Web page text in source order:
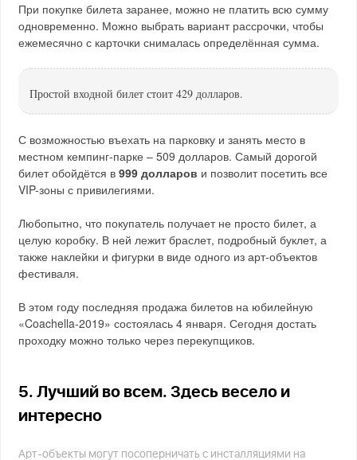
При покупке билета заранее, можно не платить всю сумму
одновременно. Можно выбрать вариант рассрочки, чтобы
ежемесячно с карточки снималась определённая сумма.
Простой входной билет стоит 429 долларов.
С возможностью въехать на парковку и занять место в
местном кемпинг-парке – 509 долларов. Самый дорогой
билет обойдётся в999 долларов и позволит посетить все
VIP-зоны с привилегиями.
Любопытно, что покупатель получает не просто билет, а
целую коробку. В ней лежит браслет, подробный буклет, а
также наклейки и фигурки в виде одного из арт-объектов
фестиваля.
В этом году последняя продажа билетов на юбилейную
«Coachella-2019» состоялась 4 января. Сегодня достать
проходку можно только через перекупщиков.
5. Лучший во всем. Здесь весело и
интересно
Арт-объекты могут посоперничать с инсталляциями на